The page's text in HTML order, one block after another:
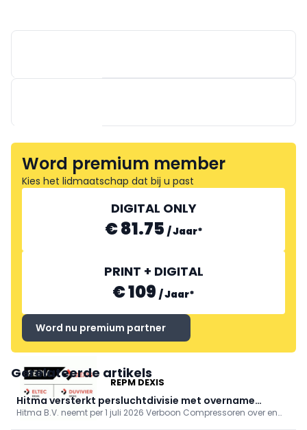
REPM DEXIS
DEXIS BELGIUM
Word premium member
Kies het lidmaatschap dat bij u past
DIGITAL ONLY
€ 81.75 /Jaar*
PRINT + DIGITAL
€ 109 /Jaar*
Word nu premium partner
Gerelateerde artikels
Hitma versterkt persluchtdivisie met overname
Verboon Compressoren
Hitma B.V. neemt per 1 juli 2026 Verboon Compressoren over en